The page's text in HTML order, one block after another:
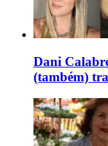
Dani
(também)